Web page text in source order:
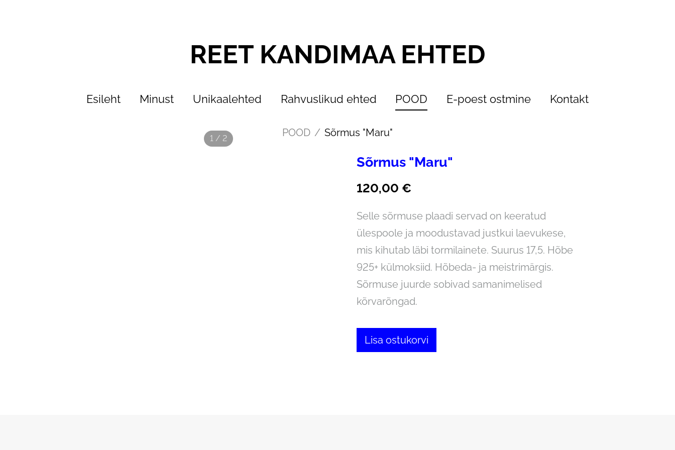
REET KANDIMAA EHTED
Esileht Minust Unikaalehted Rahvuslikud ehted POOD E-poest ostmine Kontakt
POOD / Sõrmus "Maru"
1 / 2
Sõrmus "Maru"
120,00 €
Selle sõrmuse plaadi servad on keeratud
ülespoole ja moodustavad justkui laevukese,
mis kihutab läbi tormilainete. Suurus 17,5. Hõbe
925+ külmoksiid. Hõbeda- ja meistrimärgis.
Sõrmuse juurde sobivad samanimelised
kõrvarõngad.
Lisa ostukorvi